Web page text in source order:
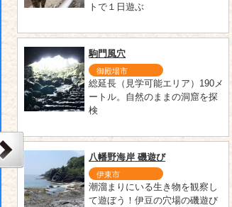
トで１日遊ぶ
駒門風穴
御殿場市
総延長（見学可能エリア）190メ
ートル。自然のままの洞窟を探
検
八幡野海岸 磯遊び
伊東市
潮溜まりにいる生き物を観察し
て遊ぼう！伊豆の穴場の磯遊び